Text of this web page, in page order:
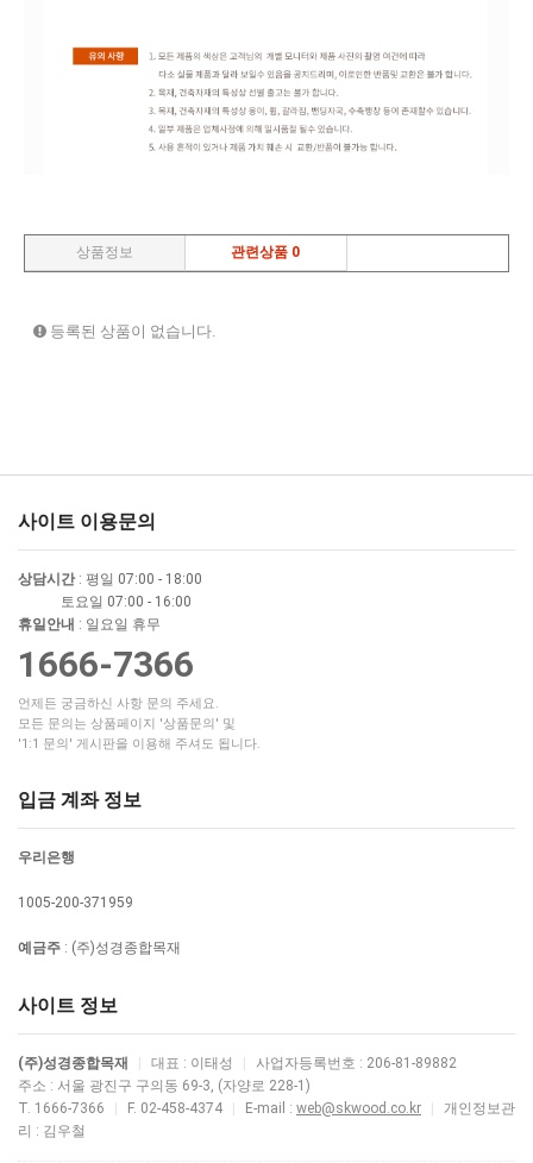
상품정보 관련상품 0
등록된 상품이 없습니다.
사이트 이용문의
상담시간 : 평일 07:00 - 18:00
토요일 07:00 - 16:00
휴일안내 : 일요일 휴무
1666-7366
언제든 궁금하신 사항 문의 주세요.
모든 문의는 상품페이지 '상품문의' 및
'1:1 문의' 게시판을 이용해 주셔도 됩니다.
입금 계좌 정보
우리은행
1005-200-371959
예금주 : (주)성경종합목재
사이트 정보
(주)성경종합목재 대표 : 이태성
사업자등록번호 : 206-81-89882
주소 : 서울 광진구 구의동 69-3, (자양로 228-1)
T. 1666-7366
F. 02-458-4374 E-mail : web@skwood.co.kr
개인정보관
리 : 김우철